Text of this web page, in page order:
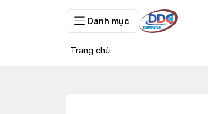
Danh mục
Trang chủ